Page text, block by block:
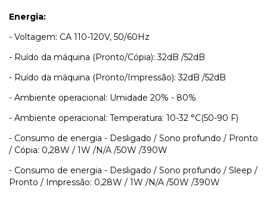
Energia:
- Voltagem: CA 110-120V, 50/60Hz
- Ruído da máquina (Pronto/Cópia): 32dB /52dB
- Ruído da máquina (Pronto/Impressão): 32dB /52dB
- Ambiente operacional: Umidade 20% - 80%
- Ambiente operacional: Temperatura: 10-32 °C(50-90 F)
- Consumo de energia - Desligado / Sono profundo / Pronto
/ Cópia: 0,28W / 1W /N/A /50W /390W
- Consumo de energia - Desligado / Sono profundo / Sleep /
Pronto / Impressão: 0,28W / 1W /N/A /50W /390W